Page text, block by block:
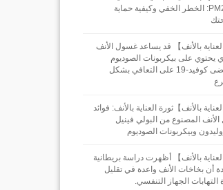
PM2.5: الخطر الخفي وكيفية حماية
العناية بالأنف】 قد يساعد غسول الأنف
يحتوي على بيكربونات الصوديوم
مرضى كوفيد-19 على التعافي بشكل
بالأنف】ثورة العناية بالأنف: فوائد
المصنوع من البولي فينيل
وبيكربونات الصوديوم
العناية بالأنف】 أظهرت دراسة بريطانية
أن بخاخات الأنف واعدة في تقليل
التهابات الجهاز التنفسي.